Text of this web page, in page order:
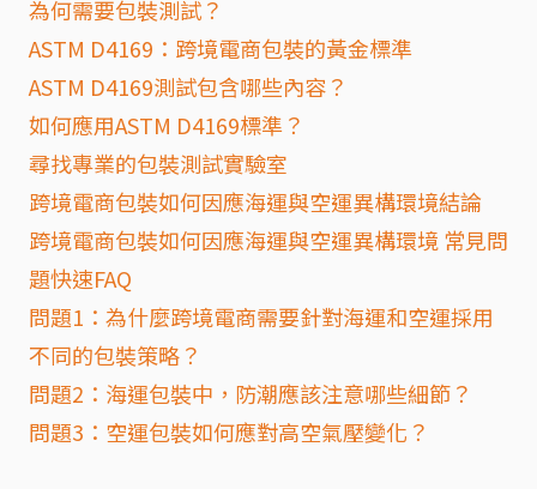
為何需要包裝測試？
ASTM D4169：跨境電商包裝的黃金標準
ASTM D4169測試包含哪些內容？
如何應用ASTM D4169標準？
尋找專業的包裝測試實驗室
跨境電商包裝如何因應海運與空運異構環境結論
跨境電商包裝如何因應海運與空運異構環境 常見問
題快速FAQ
問題1：為什麼跨境電商需要針對海運和空運採用
不同的包裝策略？
問題2：海運包裝中，防潮應該注意哪些細節？
問題3：空運包裝如何應對高空氣壓變化？